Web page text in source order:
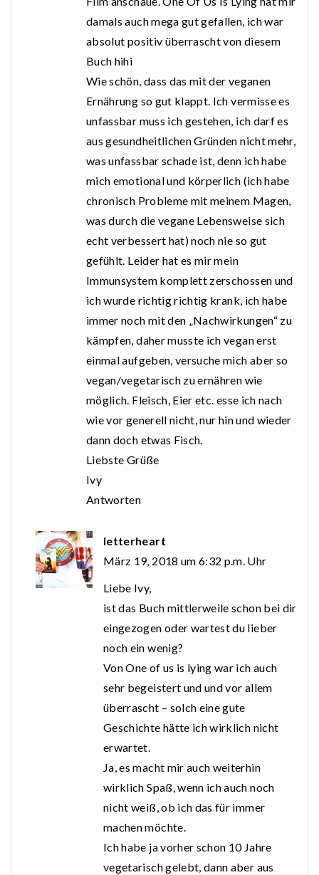
damals auch mega gut gefallen, ich war
absolut positiv überrascht von diesem
Buch hihi
Wie schön, dass das mit der veganen
Ernährung so gut klappt. Ich vermisse es
unfassbar muss ich gestehen, ich darf es
aus gesundheitlichen Gründen nicht mehr,
was unfassbar schade ist, denn ich habe
mich emotional und körperlich (ich habe
chronisch Probleme mit meinem Magen,
was durch die vegane Lebensweise sich
echt verbessert hat) noch nie so gut
gefühlt. Leider hat es mir mein
Immunsystem komplett zerschossen und
ich wurde richtig richtig krank, ich habe
immer noch mit den „Nachwirkungen“ zu
kämpfen, daher musste ich vegan erst
einmal aufgeben, versuche mich aber so
vegan/vegetarisch zu ernähren wie
möglich. Fleisch, Eier etc. esse ich nach
wie vor generell nicht, nur hin und wieder
dann doch etwas Fisch.
Liebste Grüße
Ivy
Antworten
letterheart
März 19, 2018 um 6:32 p.m. Uhr
Liebe Ivy,
ist das Buch mittlerweile schon bei dir
eingezogen oder wartest du lieber
noch ein wenig?
Von One of us is lying war ich auch
sehr begeistert und und vor allem
überrascht – solch eine gute
Geschichte hätte ich wirklich nicht
erwartet.
Ja, es macht mir auch weiterhin
wirklich Spaß, wenn ich auch noch
nicht weiß, ob ich das für immer
machen möchte.
Ich habe ja vorher schon 10 Jahre
vegetarisch gelebt, dann aber aus